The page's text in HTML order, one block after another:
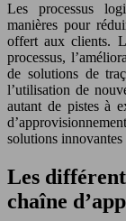
Les processus
manières pour
offert aux clients.
processus,
de solutions de
l’utilisation de
autant de pistes à
solutions
Les
chaîne